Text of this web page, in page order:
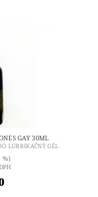
GAY 30ML
LUBRIKAČNÝ GÉL
%)